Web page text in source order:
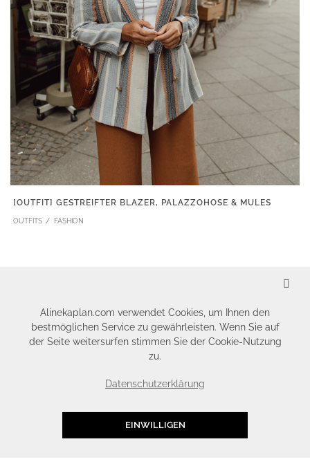
[OUTFIT] GESTREIFTER BLAZER, PALAZZOHOSE & MULES
OUTFITS FASHION
Alinekaplan.com verwendet Cookies, um Ihnen den
bestmöglichen Service zu gewährleisten. Wenn Sie auf
der Seite weitersurfen stimmen Sie der Cookie-Nutzung
zu.
Datenschutzerklärung
EINWILLIGEN